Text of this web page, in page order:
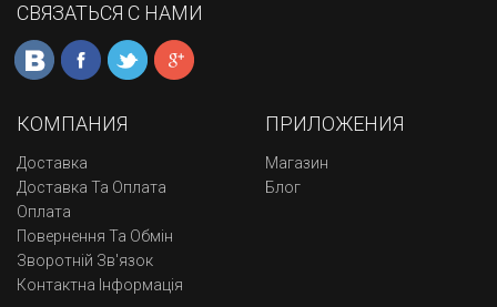
СВЯЗАТЬСЯ С НАМИ
КОМПАНИЯ
Доставка
Доставка Та Оплата
Оплата
Повернення Та Обмін
Зворотній Зв'язок
Контактна Інформація
ПРИЛОЖЕНИЯ
Магазин
Блог